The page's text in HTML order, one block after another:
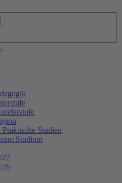
Praktische Studien
Studium
27
26